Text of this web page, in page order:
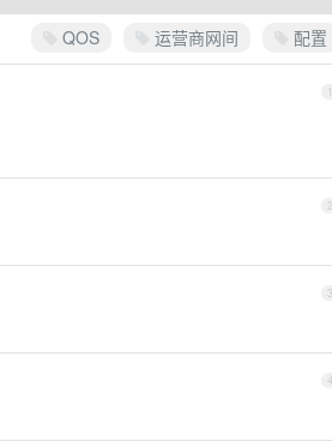
QOS 运营商网间 配置
1
2
3
4